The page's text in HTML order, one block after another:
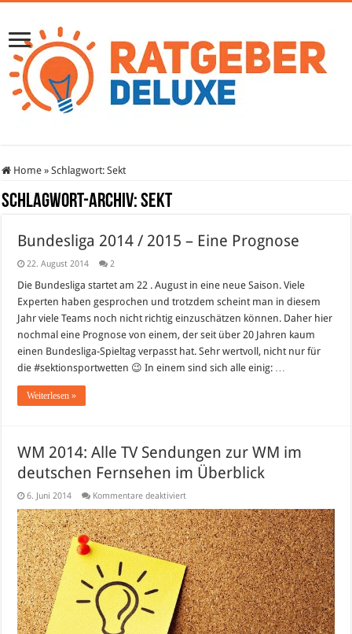
Home » Schlagwort:Sekt
Schlagwort-Archiv:Sekt
Bundesliga 2014 / 2015 – Eine Prognose
22. August 2014 2
Die Bundesliga startet am 22 . August in eine neue Saison. Viele
Experten haben gesprochen und trotzdem scheint man in diesem
Jahr viele Teams noch nicht richtig einzuschätzen können. Daher hier
nochmal eine Prognose von einem, der seit über 20 Jahren kaum
einen Bundesliga-Spieltag verpasst hat. Sehr wertvoll, nicht nur für
die #sektionsportwetten 😉 In einem sind sich alle einig: …
Weiterlesen »
WM 2014: Alle TV Sendungen zur WM im
deutschen Fernsehen im Überblick
6. Juni 2014 Kommentare deaktiviertfür
2014:
Alle
TV
Sendungen
zur
WM
im
deutschen
Fernsehen
im
Überblick